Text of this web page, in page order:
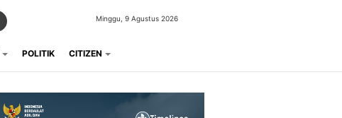
Minggu, 9 Agustus 2026
POLITIK CITIZEN